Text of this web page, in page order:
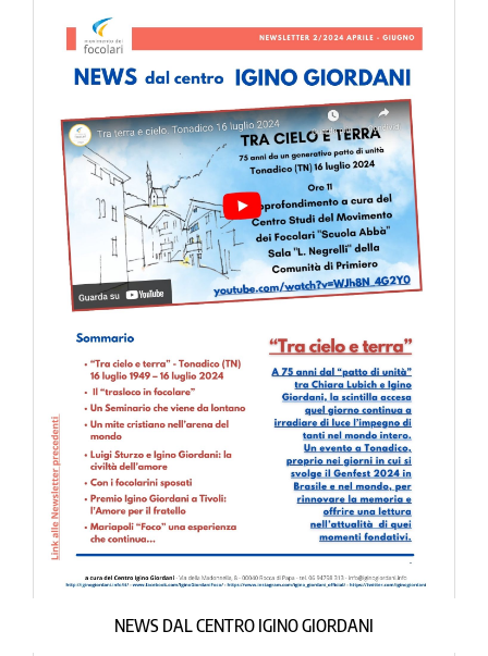
NEWS DAL CENTRO IGINO GIORDANI